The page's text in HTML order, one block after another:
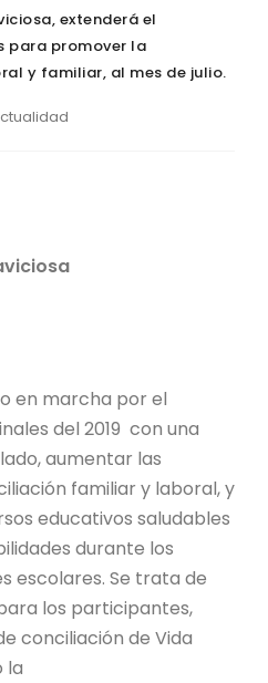
extenderá el
para promover la
y familiar, al mes de julio.
en marcha por el
del 2019 con una
aumentar las
familiar y laboral, y
educativos saludables
durante los
escolares. Se trata de
los participantes,
conciliación de Vida
la